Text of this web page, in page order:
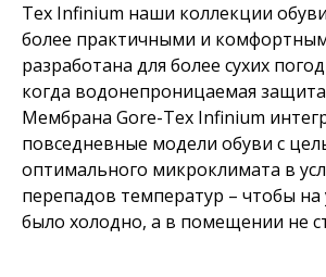
Tex Infinium наши коллекции
более практичными и
разработана для более сухих
когда водонепроницаемая защита
Мембрана Gore-Tex Infinium
повседневные модели обуви с
оптимального микроклимата в
перепадов температур – чтобы
было холодно, а в помещении не